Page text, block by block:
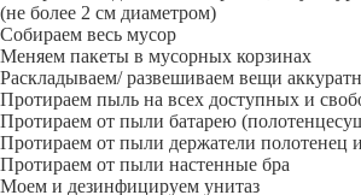
(не более 2 см диаметром)
Собираем весь мусор
Меняем пакеты в мусорных корзинах
Раскладываем/ развешиваем вещи
Протираем пыль на всех доступных и
Протираем от пыли батарею
Протираем от пыли держатели полотенец
Протираем от пыли настенные бра
Моем и дезинфицируем унитаз